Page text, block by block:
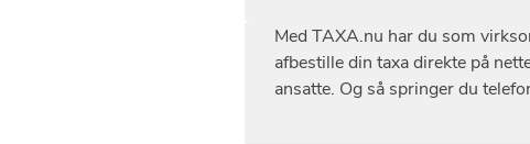
Med TAXA.nu har du som
afbestille din taxa direkte på
ansatte. Og så springer du